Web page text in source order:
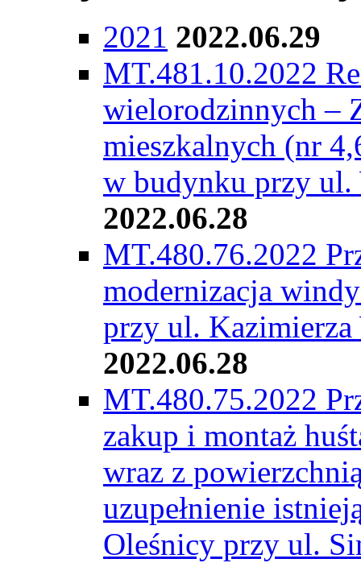
2021 2022.06.29
MT.481.10.2022
wielorodzinnych –
mieszkalnych (nr
w budynku przy ul.
2022.06.28
MT.480.76.2022
modernizacja
przy ul.
2022.06.28
MT.480.75.2022
zakup i montaż
wraz z
uzupełnienie
Oleśnicy przy ul.